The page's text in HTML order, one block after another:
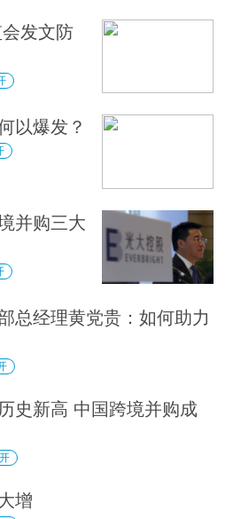
发文防
以爆发？
并购三大
总经理黄党贵：如何助力
史新高 中国跨境并购成
增